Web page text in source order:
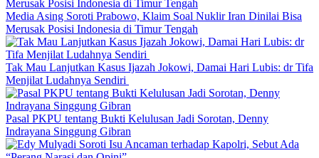
Media Asing Soroti Prabowo, Klaim Soal Nuklir Iran Dinilai Bisa
Merusak Posisi Indonesia di Timur Tengah
Tak Mau Lanjutkan Kasus Ijazah Jokowi, Damai Hari Lubis: dr Tifa
Menjilat Ludahnya Sendiri
Pasal PKPU tentang Bukti Kelulusan Jadi Sorotan, Denny
Indrayana Singgung Gibran